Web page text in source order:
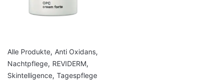
Alle Produkte, Anti Oxidans,
Nachtpflege, REVIDERM,
Skintelligence, Tagespflege